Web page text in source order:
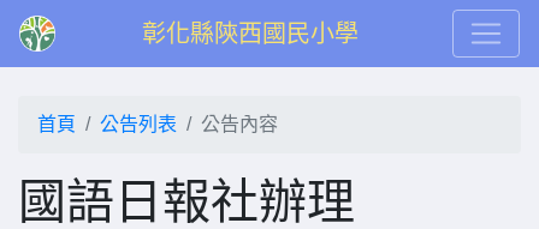
彰化縣陝西國民小學
首頁 公告列表 公告內容
國語日報社辦理